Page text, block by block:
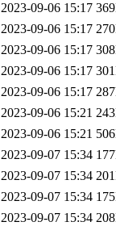
2023-09-06 15:17
2023-09-06 15:17
2023-09-06 15:17
2023-09-06 15:17
2023-09-06 15:17
2023-09-06 15:21
2023-09-06 15:21
2023-09-07 15:34
2023-09-07 15:34
2023-09-07 15:34
2023-09-07 15:34